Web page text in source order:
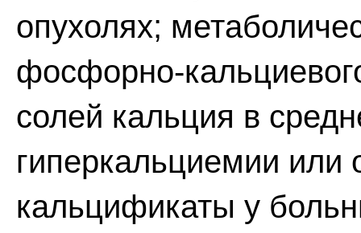
опухолях;
фосфорно-
солей кальция в
гиперкальциемии или
кальцификаты у